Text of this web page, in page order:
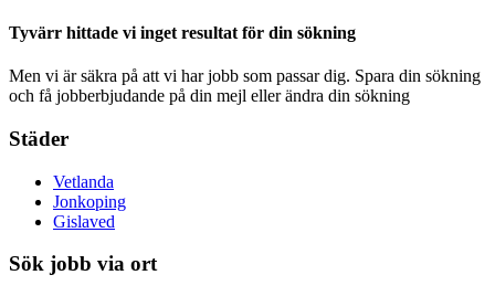
Tyvärr hittade vi inget resultat för din sökning
Men vi är säkra på att vi har jobb som passar dig. Spara din sökning
och få jobberbjudande på din mejl eller ändra din sökning
Städer
Vetlanda
Jonkoping
Gislaved
Sök jobb via ort